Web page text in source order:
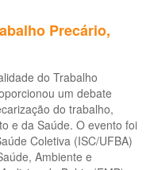
Precário,
do Trabalho
um debate
do trabalho,
e da Saúde. O evento foi
Coletiva (ISC/UFBA)
Ambiente e